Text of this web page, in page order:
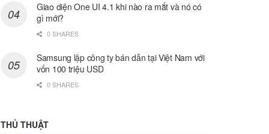
Giao diện One UI 4.1 khi nào ra mắt và nó có
gì mới?
0 SHARES
Samsung lập công ty bán dẫn tại Việt Nam với
vốn 100 triệu USD
0 SHARES
THỦ THUẬT